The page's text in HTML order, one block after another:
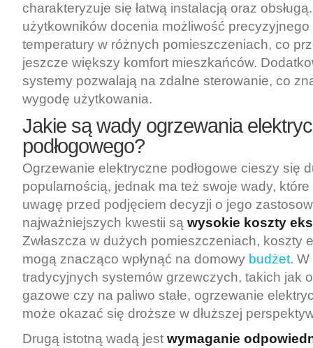
charakteryzuje się łatwą instalacją oraz
użytkowników docenia możliwość
temperatury w różnych pomieszczeniach, co
jeszcze większy komfort mieszkańców.
systemy pozwalają na zdalne sterowanie, co
wygodę użytkowania.
Jakie są wady ogrzewania
podłogowego?
Ogrzewanie elektryczne podłogowe cieszy się
popularnością, jednak ma też swoje wady,
uwagę przed podjęciem decyzji o jego
najważniejszych kwestii są wysokie koszty
Zwłaszcza w dużych pomieszczeniach, koszty
mogą znacząco wpłynąć na domowy budżet.
tradycyjnych systemów grzewczych, takich jak
gazowe czy na paliwo stałe, ogrzewanie
może okazać się droższe w dłuższej
Drugą istotną wadą jest wymaganie